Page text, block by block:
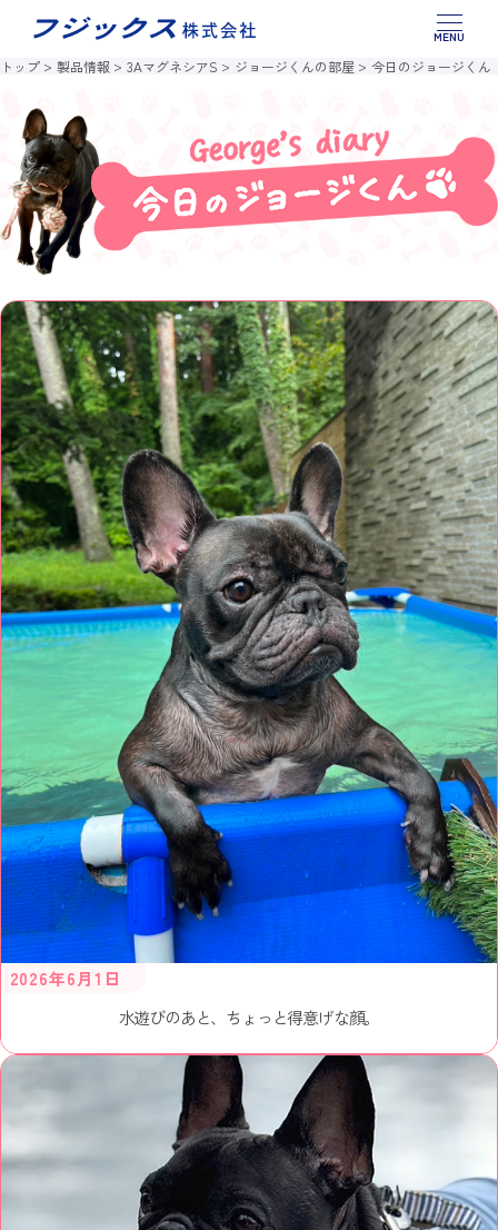
このページの本文へ移動
製品情報
お役立ちコラム
お問い合わせ
トップ 製品情報 3AマグネシアS ジョージくんの部屋 今日のジョージくん
2026年6月1日
水遊びのあと、ちょっと得意げな顔。